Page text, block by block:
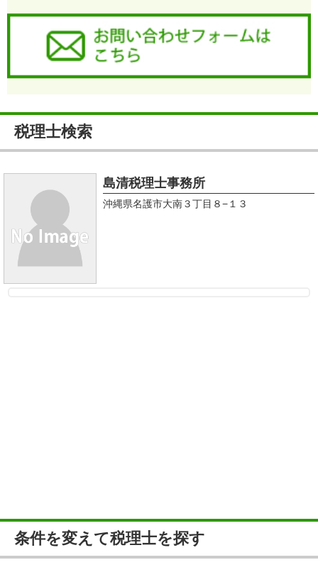
税理士検索
島清税理士事務所
沖縄県名護市大南３丁目８−１３
条件を変えて税理士を探す